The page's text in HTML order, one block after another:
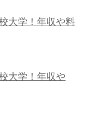
大学！年収や料
大学！年収や